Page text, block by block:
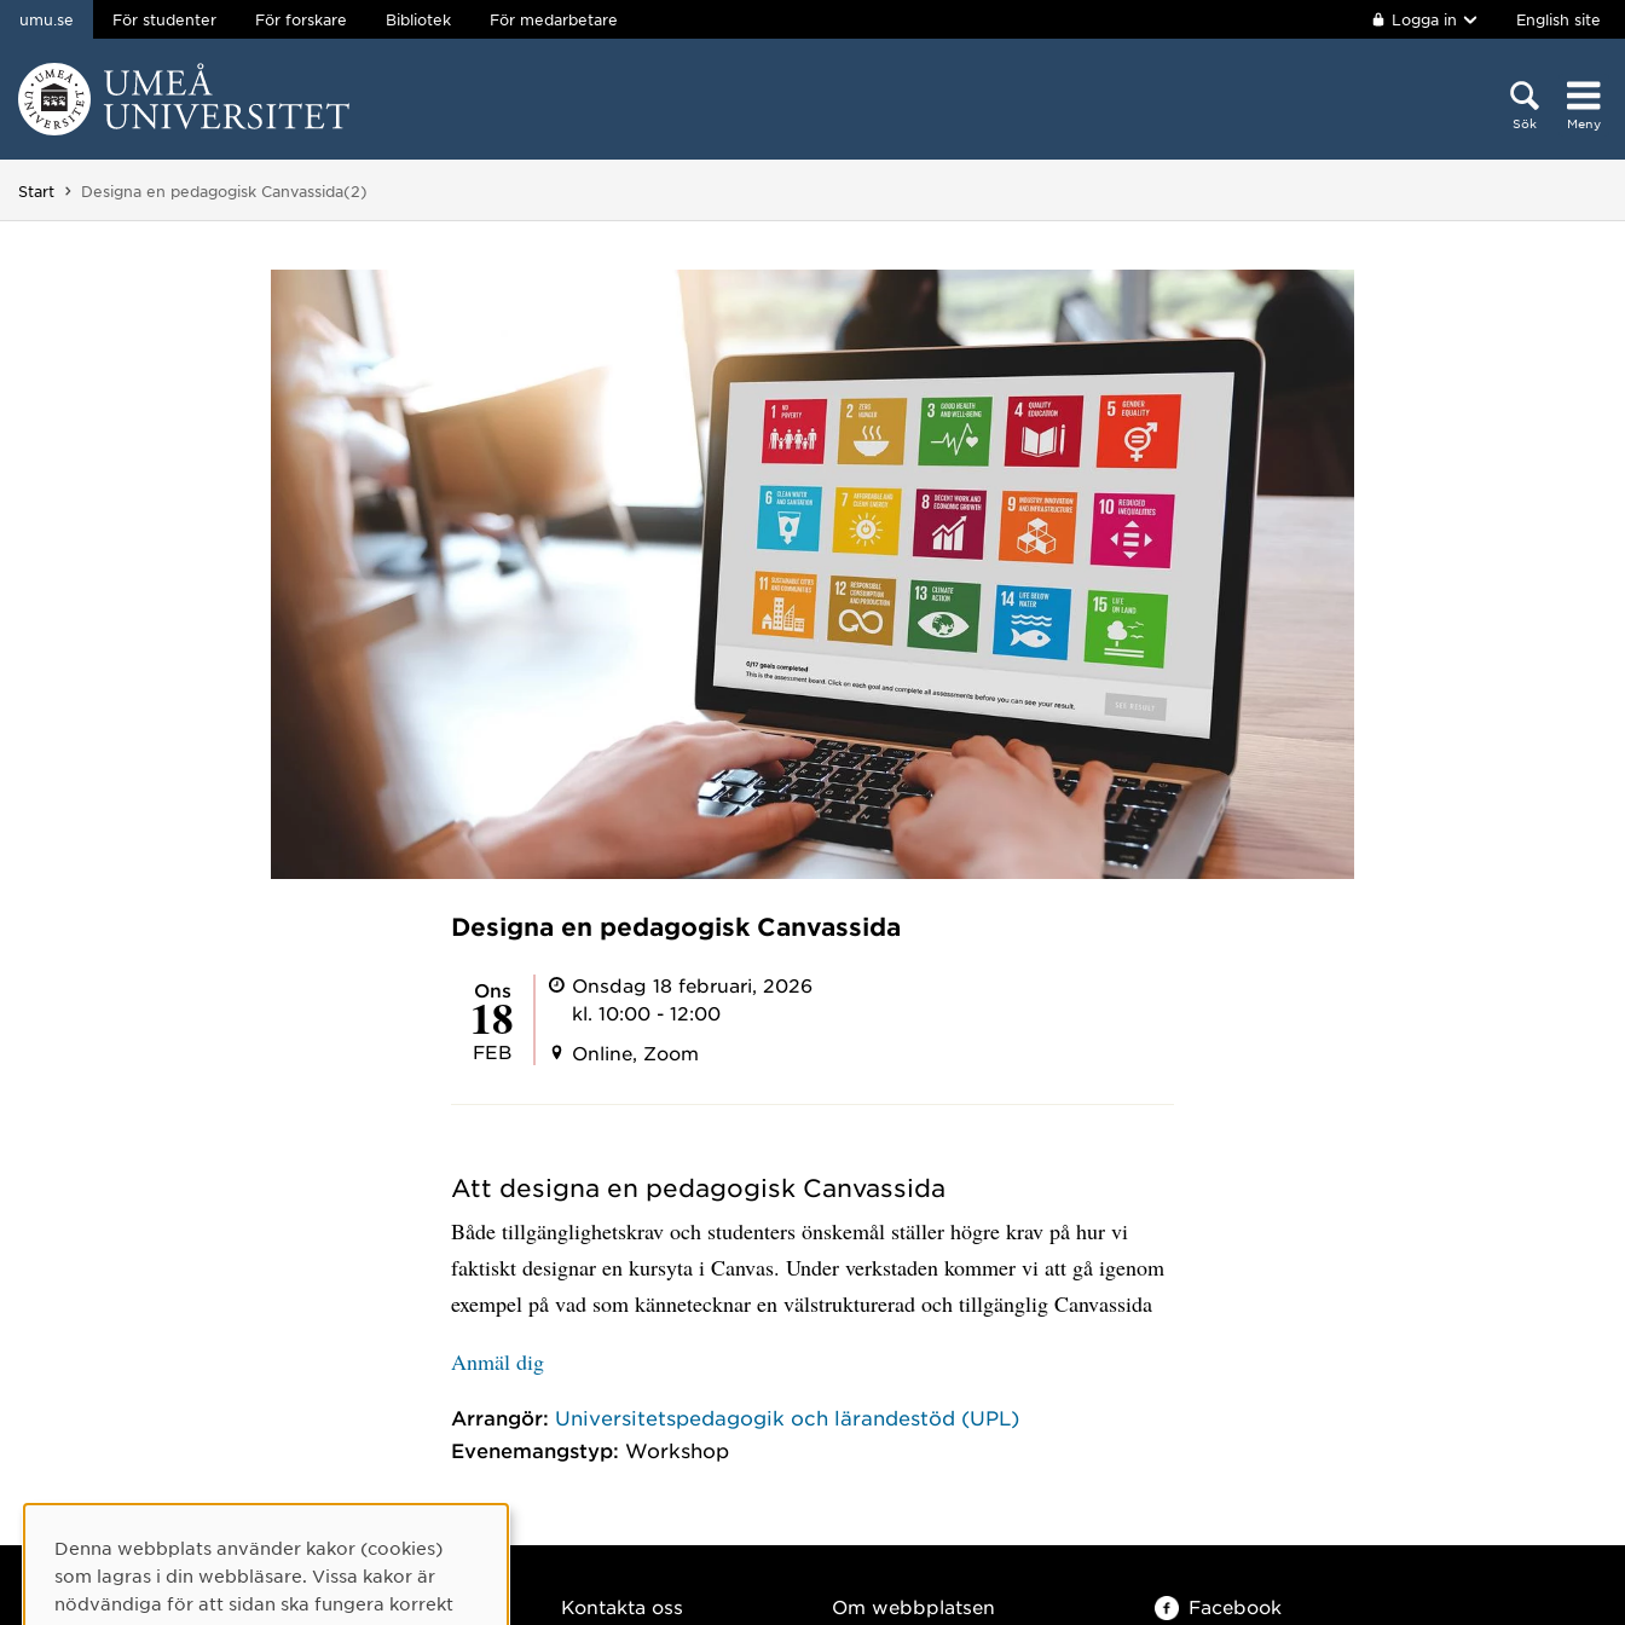
Hoppa direkt till innehållet
umu.se För studenter För forskare Bibliotek För medarbetare Logga in English site
Sök Meny
Huvudmenyn dold.
Start Du är här:
Designa en pedagogisk Canvassida(2)
Designa en pedagogisk Canvassida
ons
18
FEB
Onsdag 18 februari, 2026
kl. 10:00 - 12:00
Online, Zoom
Att designa en pedagogisk Canvassida
Både tillgänglighetskrav och studenters önskemål ställer högre krav på hur vi
faktiskt designar en kursyta i Canvas. Under verkstaden kommer vi att gå igenom
exempel på vad som kännetecknar en välstrukturerad och tillgänglig Canvassida
Anmäl dig
Arrangör: Universitetspedagogik och lärandestöd (UPL)
Evenemangstyp: Workshop
Umeå universitet Kontakta oss Om webbplatsen Facebook
Cookie-samtycke
Denna webbplats använder kakor (cookies)
som lagras i din webbläsare. Vissa kakor är
nödvändiga för att sidan ska fungera korrekt